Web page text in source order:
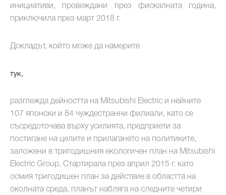
инициативи, провеждани през фискалната година,
приключила през март 2018 г.
Докладът, който може да намерите
тук,
разглежда дейността на Mitsubishi Electric и нейните
107 японски и 84 чуждестранни филиали, като се
съсредоточава върху усилията, предприети за
постигане на целите и прилагането на политиките,
заложени в тригодишния екологичен план на Mitsubishi
Electric Group. Стартирала през април 2015 г. като
осмия тригодишен план за действие в областта на
околната среда, планът набляга на следните четири